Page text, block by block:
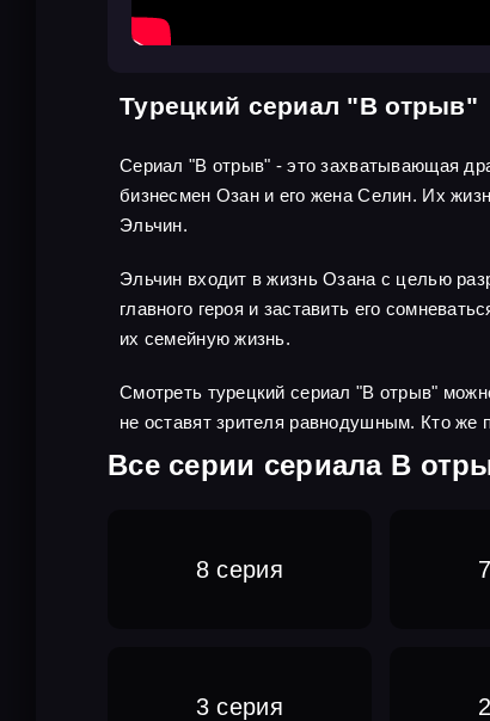
Турецкий сериал "В отрыв"
Сериал "В отрыв" - это захватывающая
бизнесмен Озан и его жена Селин. Их
Эльчин.
Эльчин входит в жизнь Озана с целью
главного героя и заставить его
их семейную жизнь.
Смотреть турецкий сериал "В отрыв"
не оставят зрителя равнодушным. Кто же
Все серии сериала В
8 серия
3 серия